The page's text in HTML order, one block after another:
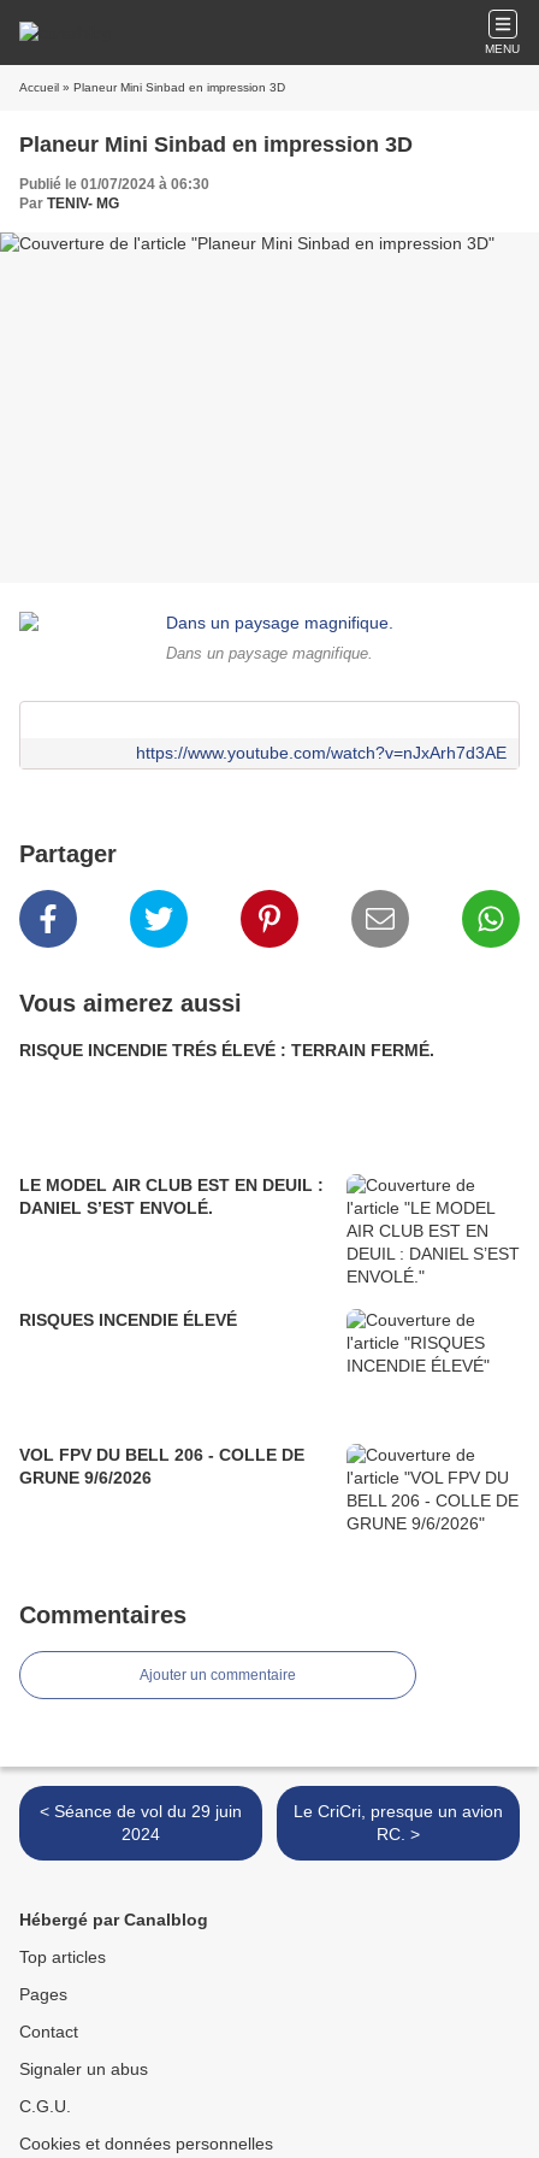
MENU
Accueil » Planeur Mini Sinbad en impression 3D
Planeur Mini Sinbad en impression 3D
Publié le 01/07/2024 à 06:30
Par TENIV- MG
Dans un paysage magnifique.
https://www.youtube.com/watch?v=nJxArh7d3AE
Partager
Vous aimerez aussi
RISQUE INCENDIE TRÉS ÉLEVÉ : TERRAIN FERMÉ.
LE MODEL AIR CLUB EST EN DEUIL :
DANIEL S’EST ENVOLÉ.
RISQUES INCENDIE ÉLEVÉ
VOL FPV DU BELL 206 - COLLE DE
GRUNE 9/6/2026
Commentaires
Ajouter un commentaire
< Séance de vol du 29 juin
2024
Le CriCri, presque un avion
RC. >
Hébergé par Canalblog
Top articles
Pages
Contact
Signaler un abus
C.G.U.
Cookies et données personnelles